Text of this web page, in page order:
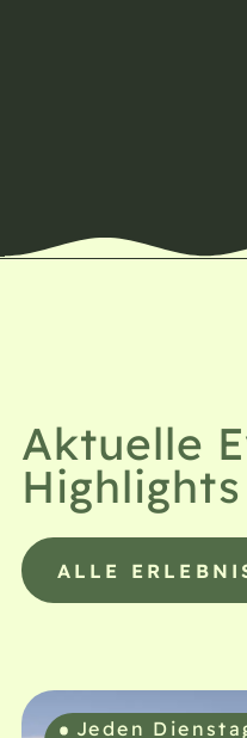
Aktuelle
Highlights
ALLE
Jeden